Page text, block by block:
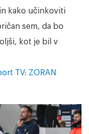
kako učinkoviti
sem, da bo
kot je bil v
TV: ZORAN